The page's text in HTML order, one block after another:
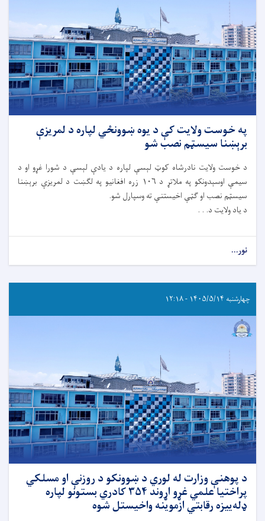
په خوست ولایت کې د یوه ښوونځي لپاره د لمریزې
برېښنا سیسټم نصب شو
د خوست ولایت نادرشاه کوټ لېسې لپاره د یادې لېسې د شورا غړو او د
سیمې اوسېدونکو په ملاتړ د ۱۰۶ زره افغانیو په لګښت د لمریزې برېښنا
سیسټم نصب او ګټې اخیستنې ته وسپارل شو.
د یاد ولایت د. . .
نور...
چهارشنبه ۱۴۰۵/۵/۱۴ - ۱۲:۱۸
د پوهنې وزارت له لوري د ښوونکو د روزنې او مسلکي
پراختیا علمي غړو اړوند ۳۵۴ کادري بستونو لپاره
ډله‌ییزه رقابتي ازموینه واخیستل شوه